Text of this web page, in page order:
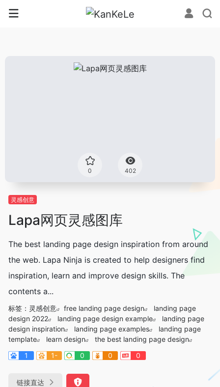
0 402
灵感创意
Lapa网页灵感图库
The best landing page design inspiration from around
the web. Lapa Ninja is created to help designers find
inspiration, learn and improve design skills. The
contents a...
标签： 灵感创意 free landing page design
landing page
design 2022
landing page design example
landing page
design inspiration
landing page examples
landing page
template
learn design
the best landing page design
1
1- 0 0 0
链接直达